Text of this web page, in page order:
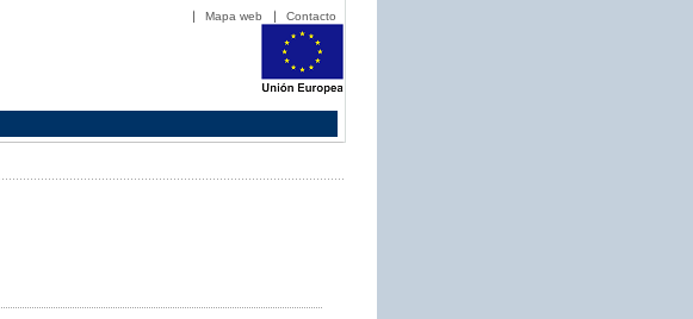
Mapa web Contacto